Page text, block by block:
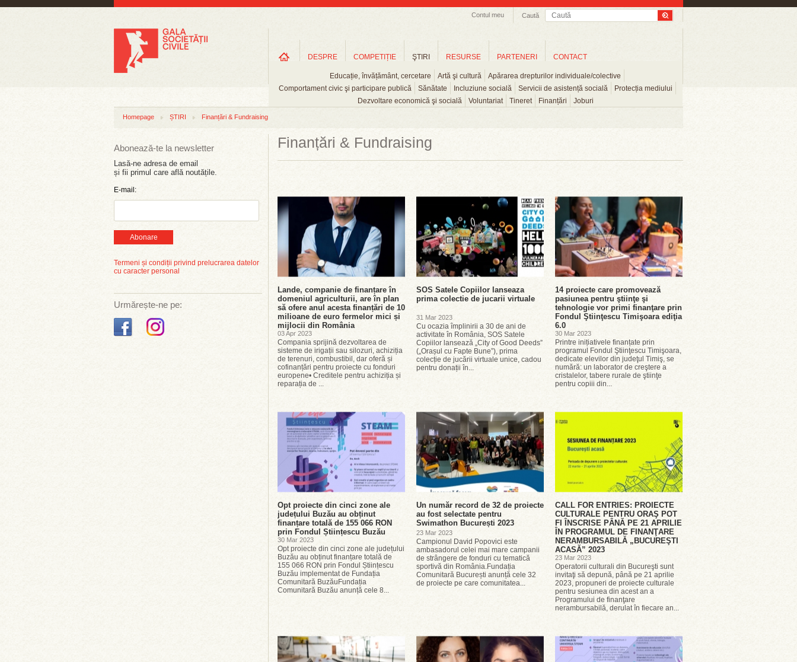
Caută
Contul meu
DESPRE COMPETIȚIE ŞTIRI
Educație, învățământ, cercetare Artă şi cultură
Apărarea drepturilor individuale/colective
Comportament civic şi participare publică
Sănătate Incluziune socială Servicii de asistență socială
Protecția mediului
Dezvoltare economică şi socială
Voluntariat Tineret Finanțări Joburi
RESURSE PARTENERI CONTACT
Homepage ȘTIRI Finanțări & Fundraising
Abonează-te la newsletter
Lasă-ne adresa de email
și fii primul care află noutățile.
E-mail:
Abonare
Termeni și condiții privind prelucrarea datelor
cu caracter personal
Urmărește-ne pe:
Finanțări & Fundraising
Lande, companie de finanțare în
domeniul agriculturii, are în plan
să ofere anul acesta finanțări de 10
milioane de euro fermelor mici și
mijlocii din România
03 Apr 2023
Compania sprijină dezvoltarea de
sisteme de irigații sau silozuri, achiziția
de terenuri, combustibil, dar oferă și
cofinanțări pentru proiecte cu fonduri
europene• Creditele pentru achiziția și
reparația de ...
SOS Satele Copiilor lanseaza
prima colectie de jucarii virtuale
31 Mar 2023
Cu ocazia împlinirii a 30 de ani de
activitate în România, SOS Satele
Copiilor lansează „City of Good Deeds”
(„Orașul cu Fapte Bune”), prima
colecție de jucării virtuale unice, cadou
pentru donații în...
14 proiecte care promovează
pasiunea pentru ştiinţe şi
tehnologie vor primi finanţare prin
Fondul Ştiinţescu Timişoara ediţia
6.0
30 Mar 2023
Printre inițiativele finanțate prin
programul Fondul Ştiinţescu Timişoara,
dedicate elevilor din judeţul Timiş, se
numără: un laborator de creştere a
cristalelor, tabere rurale de ştiinţe
pentru copiii din...
Opt proiecte din cinci zone ale
județului Buzău au obținut
finanțare totală de 155 066 RON
prin Fondul Științescu Buzău
30 Mar 2023
Opt proiecte din cinci zone ale județului
Buzău au obținut finanțare totală de
155 066 RON prin Fondul Științescu
Buzău implementat de Fundația
Comunitară BuzăuFundația
Comunitară Buzău anunță cele 8...
Un număr record de 32 de proiecte
au fost selectate pentru
Swimathon București 2023
23 Mar 2023
Campionul David Popovici este
ambasadorul celei mai mare campanii
de strângere de fonduri cu tematică
sportivă din România.Fundația
Comunitară București anunță cele 32
de proiecte pe care comunitatea...
CALL FOR ENTRIES: PROIECTE
CULTURALE PENTRU ORAŞ POT
FI ÎNSCRISE PÂNĂ PE 21 APRILIE
ÎN PROGRAMUL DE FINANŢARE
NERAMBURSABILĂ „BUCUREŞTI
ACASĂ” 2023
23 Mar 2023
Operatorii culturali din Bucureşti sunt
invitaţi să depună, până pe 21 aprilie
2023, propuneri de proiecte culturale
pentru sesiunea din acest an a
Programului de finanţare
nerambursabilă, derulat în fiecare an...